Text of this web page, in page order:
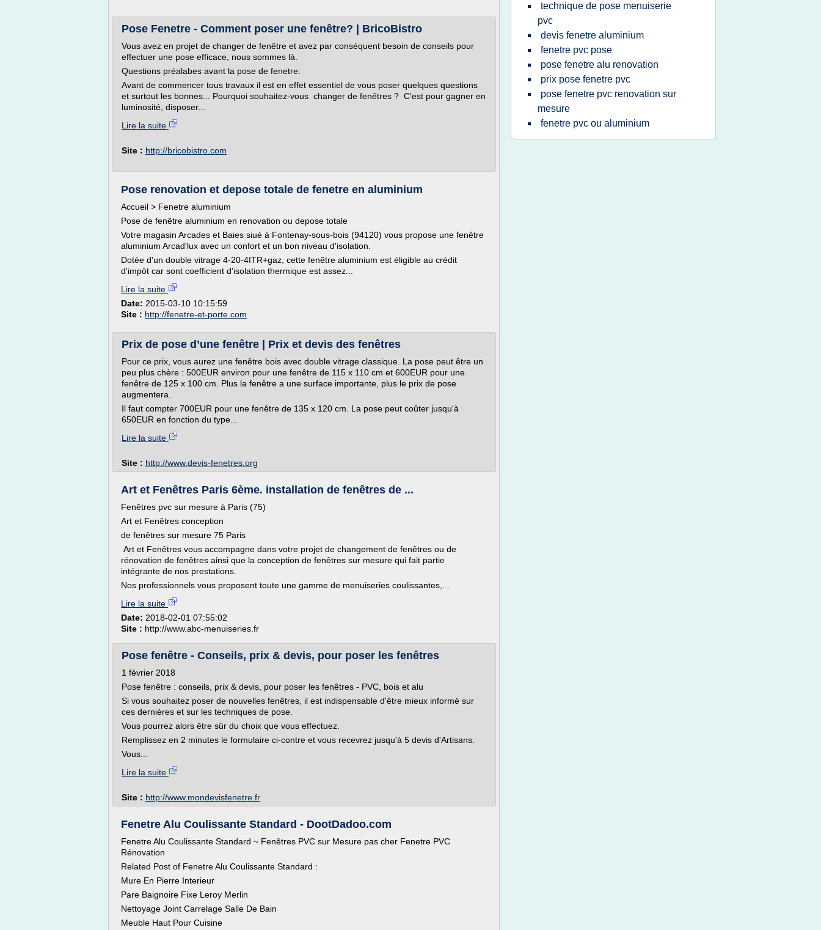
Pose Fenetre - Comment poser une fenêtre? | BricoBistro
Vous avez en projet de changer de fenêtre et avez par conséquent besoin de conseils pour
effectuer une pose efficace, nous sommes là.
Questions préalabes avant la pose de fenetre:
Avant de commencer tous travaux il est en effet essentiel de vous poser quelques questions
et surtout les bonnes... Pourquoi souhaitez-vous changer de fenêtres ? C'est pour gagner en
luminosité, disposer...
Lire la suite
Site : http://bricobistro.com
Pose renovation et depose totale de fenetre en aluminium
Accueil > Fenetre aluminium
Pose de fenêtre aluminium en renovation ou depose totale
Votre magasin Arcades et Baies siué à Fontenay-sous-bois (94120) vous propose une fenêtre
aluminium Arcad'lux avec un confort et un bon niveau d'isolation.
Dotée d'un double vitrage 4-20-4ITR+gaz, cette fenêtre aluminium est éligible au crédit
d'impôt car sont coefficient d'isolation thermique est assez...
Lire la suite
Date: 2015-03-10 10:15:59
Site : http://fenetre-et-porte.com
Prix de pose d’une fenêtre | Prix et devis des fenêtres
Pour ce prix, vous aurez une fenêtre bois avec double vitrage classique. La pose peut être un
peu plus chère : 500EUR environ pour une fenêtre de 115 x 110 cm et 600EUR pour une
fenêtre de 125 x 100 cm. Plus la fenêtre a une surface importante, plus le prix de pose
augmentera.
Il faut compter 700EUR pour une fenêtre de 135 x 120 cm. La pose peut coûter jusqu'à
650EUR en fonction du type...
Lire la suite
Site : http://www.devis-fenetres.org
Art et Fenêtres Paris 6ème. installation de fenêtres de ...
Fenêtres pvc sur mesure à Paris (75)
Art et Fenêtres conception
de fenêtres sur mesure 75 Paris
Art et Fenêtres vous accompagne dans votre projet de changement de fenêtres ou de
rénovation de fenêtres ainsi que la conception de fenêtres sur mesure qui fait partie
intégrante de nos prestations.
Nos professionnels vous proposent toute une gamme de menuiseries coulissantes,...
Lire la suite
Date: 2018-02-01 07:55:02
Site : http://www.abc-menuiseries.fr
Pose fenêtre - Conseils, prix & devis, pour poser les fenêtres
1 février 2018
Pose fenêtre : conseils, prix & devis, pour poser les fenêtres - PVC, bois et alu
Si vous souhaitez poser de nouvelles fenêtres, il est indispensable d'être mieux informé sur
ces dernières et sur les techniques de pose.
Vous pourrez alors être sûr du choix que vous effectuez.
Remplissez en 2 minutes le formulaire ci-contre et vous recevrez jusqu'à 5 devis d'Artisans.
Vous...
Lire la suite
Site : http://www.mondevisfenetre.fr
Fenetre Alu Coulissante Standard - DootDadoo.com
Fenetre Alu Coulissante Standard ~ Fenêtres PVC sur Mesure pas cher Fenetre PVC
Rénovation
Related Post of Fenetre Alu Coulissante Standard :
Mure En Pierre Interieur
Pare Baignoire Fixe Leroy Merlin
Nettoyage Joint Carrelage Salle De Bain
Meuble Haut Pour Cuisine
technique de pose menuiserie
pvc
devis fenetre aluminium
fenetre pvc pose
pose fenetre alu renovation
prix pose fenetre pvc
pose fenetre pvc renovation sur
mesure
fenetre pvc ou aluminium